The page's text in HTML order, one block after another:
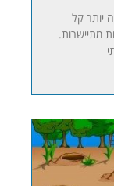
יותר קל
מתיישרות.